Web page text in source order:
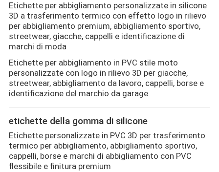
Etichette per abbigliamento personalizzate in silicone
3D a trasferimento termico con effetto logo in rilievo
per abbigliamento premium, abbigliamento sportivo,
streetwear, giacche, cappelli e identificazione di
marchi di moda
Etichette per abbigliamento in PVC stile moto
personalizzate con logo in rilievo 3D per giacche,
streetwear, abbigliamento da lavoro, cappelli, borse e
identificazione del marchio da garage
etichette della gomma di silicone
Etichette personalizzate in PVC 3D per trasferimento
termico per abbigliamento, abbigliamento sportivo,
cappelli, borse e marchi di abbigliamento con PVC
flessibile e finitura premium